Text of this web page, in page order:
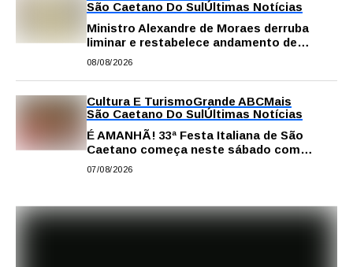
São Caetano Do SulÚltimas Notícias
Ministro Alexandre de Moraes derruba
liminar e restabelece andamento de
comissão processante contra vereador
08/08/2026
Cultura E TurismoGrande ABCMais
São Caetano Do SulÚltimas Notícias
É AMANHÃ! 33ª Festa Italiana de São
Caetano começa neste sábado com
gastronomia, música e solidariedade
07/08/2026